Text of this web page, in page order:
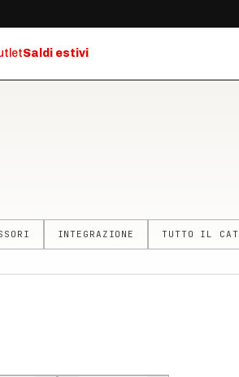
Saldi estivi
INTEGRAZIONE TUTTO IL